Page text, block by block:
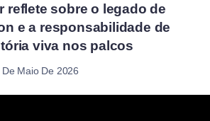
reflete sobre o legado de
e a responsabilidade de
viva nos palcos
De Maio De 2026